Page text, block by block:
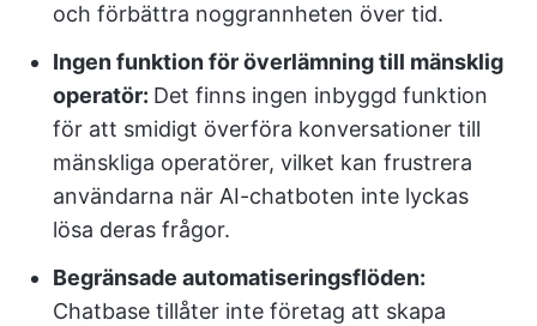
och förbättra noggrannheten över tid.
Ingen funktion för överlämning till mänsklig
operatör: Det finns ingen inbyggd funktion
för att smidigt överföra konversationer till
mänskliga operatörer, vilket kan frustrera
användarna när AI-chatboten inte lyckas
lösa deras frågor.
Begränsade automatiseringsflöden:
Chatbase tillåter inte företag att skapa